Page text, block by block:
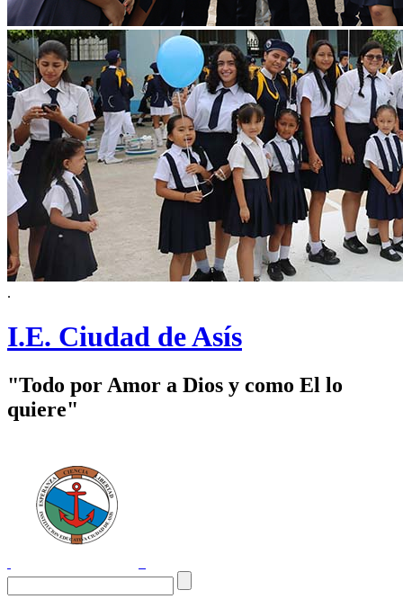
.
I.E. Ciudad de Asís
"Todo por Amor a Dios y como El lo
quiere"